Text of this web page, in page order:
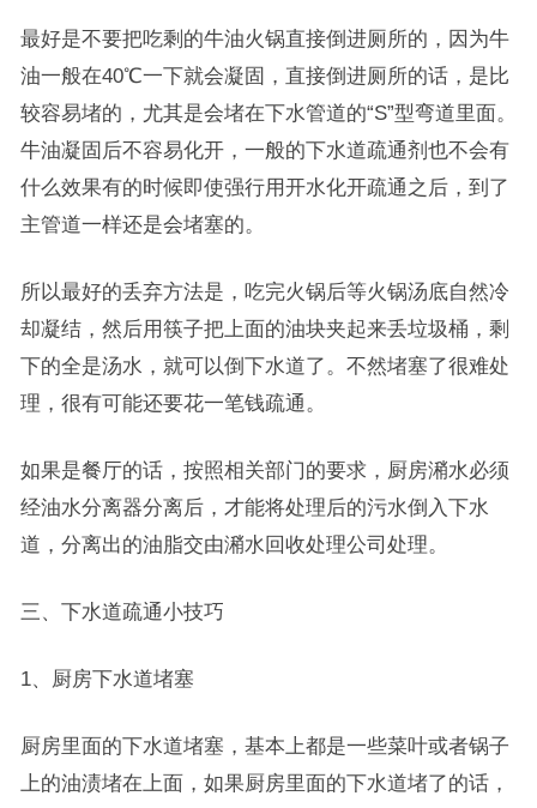
最好是不要把吃剩的牛油火锅直接倒进厕所的，因为牛
油一般在40℃一下就会凝固，直接倒进厕所的话，是比
较容易堵的，尤其是会堵在下水管道的“S”型弯道里面。
牛油凝固后不容易化开，一般的下水道疏通剂也不会有
什么效果有的时候即使强行用开水化开疏通之后，到了
主管道一样还是会堵塞的。
所以最好的丢弃方法是，吃完火锅后等火锅汤底自然冷
却凝结，然后用筷子把上面的油块夹起来丢垃圾桶，剩
下的全是汤水，就可以倒下水道了。不然堵塞了很难处
理，很有可能还要花一笔钱疏通。
如果是餐厅的话，按照相关部门的要求，厨房潲水必须
经油水分离器分离后，才能将处理后的污水倒入下水
道，分离出的油脂交由潲水回收处理公司处理。
三、下水道疏通小技巧
1、厨房下水道堵塞
厨房里面的下水道堵塞，基本上都是一些菜叶或者锅子
上的油渍堵在上面，如果厨房里面的下水道堵了的话，